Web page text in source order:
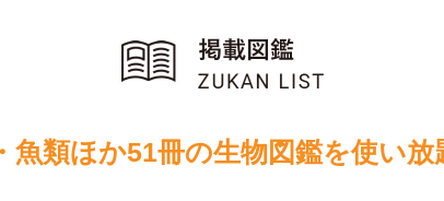
魚類ほか51冊の生物図鑑を使い放